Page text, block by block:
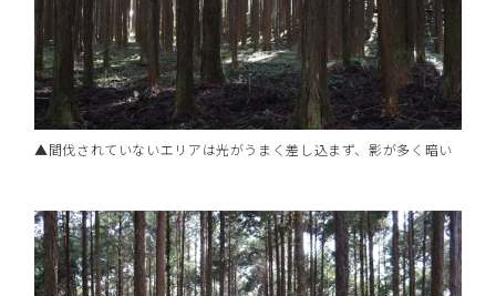
▲間伐されていないエリアは光がうまく差し込まず、影が多く暗い